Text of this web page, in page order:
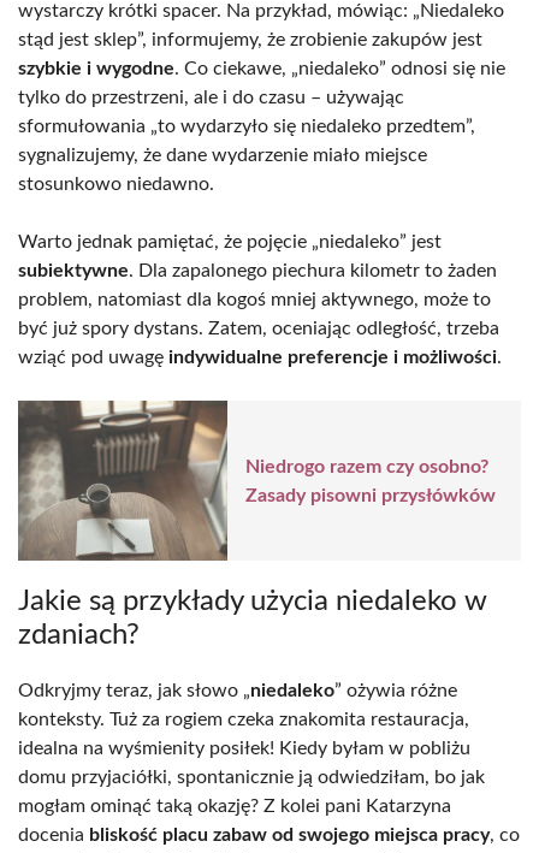
wystarczy krótki spacer. Na przykład, mówiąc: „Niedaleko
stąd jest sklep”, informujemy, że zrobienie zakupów jest
szybkie i wygodne. Co ciekawe, „niedaleko” odnosi się nie
tylko do przestrzeni, ale i do czasu – używając
sformułowania „to wydarzyło się niedaleko przedtem”,
sygnalizujemy, że dane wydarzenie miało miejsce
stosunkowo niedawno.
Warto jednak pamiętać, że pojęcie „niedaleko” jest
subiektywne. Dla zapalonego piechura kilometr to żaden
problem, natomiast dla kogoś mniej aktywnego, może to
być już spory dystans. Zatem, oceniając odległość, trzeba
wziąć pod uwagę indywidualne preferencje i możliwości.
Niedrogo razem czy osobno?
Zasady pisowni przysłówków
Jakie są przykłady użycia niedaleko w
zdaniach?
Odkryjmy teraz, jak słowo „niedaleko” ożywia różne
konteksty. Tuż za rogiem czeka znakomita restauracja,
idealna na wyśmienity posiłek! Kiedy byłam w pobliżu
domu przyjaciółki, spontanicznie ją odwiedziłam, bo jak
mogłam ominąć taką okazję? Z kolei pani Katarzyna
docenia bliskość placu zabaw od swojego miejsca pracy, co